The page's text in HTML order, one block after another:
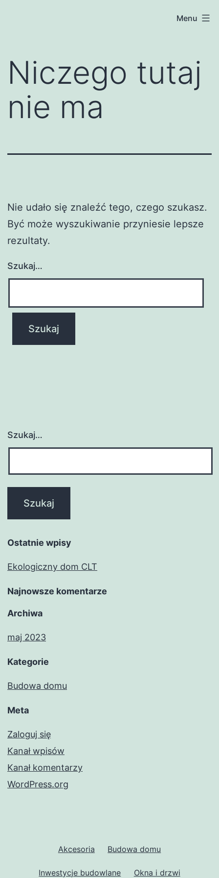
Menu
Niczego tutaj
nie ma
Nie udało się znaleźć tego, czego szukasz.
Być może wyszukiwanie przyniesie lepsze
rezultaty.
Szukaj…
Szukaj…
Ostatnie wpisy
Ekologiczny dom CLT
Najnowsze komentarze
Archiwa
maj 2023
Kategorie
Budowa domu
Meta
Zaloguj się
Kanał wpisów
Kanał komentarzy
WordPress.org
Akcesoria Budowa domu
Inwestycje budowlane Okna i drzwi